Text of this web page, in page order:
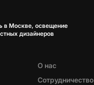
в Москве, освещение
дизайнеров
О нас
Сотрудничество